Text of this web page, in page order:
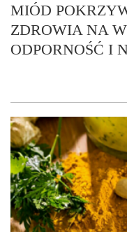
MIÓD
ZDROWIA NA
ODPORNOŚĆ I